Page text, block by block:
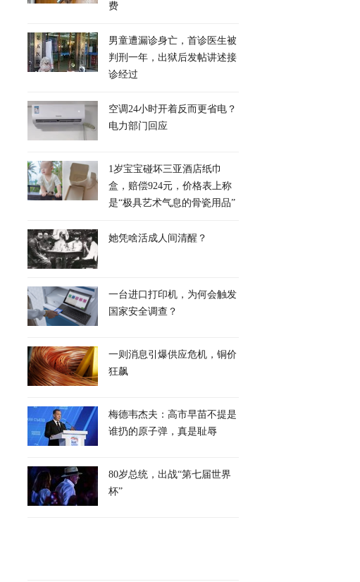
费
男童遭漏诊身亡，首诊医生被
判刑一年，出狱后发帖讲述接
诊经过
空调24小时开着反而更省电？
电力部门回应
1岁宝宝碰坏三亚酒店纸巾
盒，赔偿924元，价格表上称
是“极具艺术气息的骨瓷用品”
她凭啥活成人间清醒？
一台进口打印机，为何会触发
国家安全调查？
一则消息引爆供应危机，铜价
狂飙
梅德韦杰夫：高市早苗不提是
谁扔的原子弹，真是耻辱
80岁总统，出战“第七届世界
杯”